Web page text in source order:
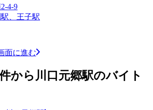
4-9
、王子駅
面に進む
から川口元郷駅のバイト